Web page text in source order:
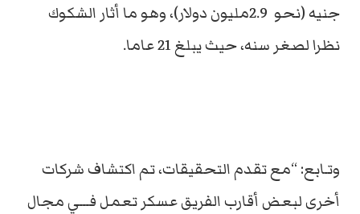
جنيه (نحو 2.9مليون دولار)، وهو ما أثار الشكوك
نظرا لصغر سنه، حيث يبلغ 21 عاما.
وتـابع: “مع تقدم التحقيقات، تم اكتشاف شركات
أخرى لبعض أقارب الفريق عسكر تعمل فـــي مجال